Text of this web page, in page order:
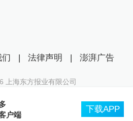
户端
下载APP
们 | 法律声明 | 澎湃广告
上海东方报业有限公司
服务许可证：31120170006